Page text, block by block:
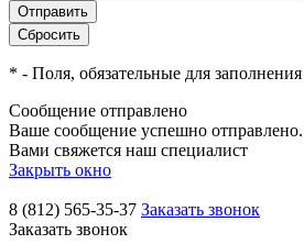
* - Поля, обязательные для заполнения
Сообщение отправлено
Ваше сообщение успешно
Вами свяжется наш специалист
Закрыть окно
8 (812) 565-35-37 Заказать звонок
Заказать звонок